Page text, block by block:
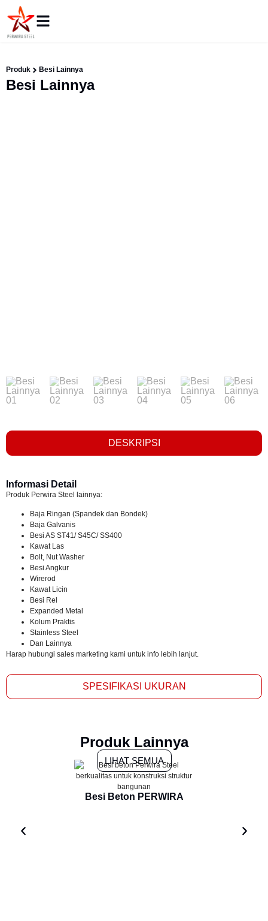
Produk Besi Lainnya
Besi Lainnya
DESKRIPSI
SPESIFIKASI UKURAN
Informasi Detail
Produk Perwira Steel lainnya:
Baja Ringan (Spandek dan Bondek)
Baja Galvanis
Besi AS ST41/ S45C/ SS400
Kawat Las
Bolt, Nut Washer
Besi Angkur
Wirerod
Kawat Licin
Besi Rel
Expanded Metal
Kolum Praktis
Stainless Steel
Dan Lainnya
Harap hubungi sales marketing kami untuk info lebih lanjut.
Produk Lainnya
LIHAT SEMUA
Besi Beton PERWIRA